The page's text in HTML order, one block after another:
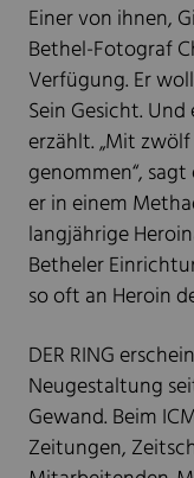
Einer von ihnen,
Bethel-Fotograf
Verfügung. Er
Sein Gesicht.
erzählt. „Mit
genommen“,
er in einem
langjährige
Betheler
so oft an Heroin
DER RING
Neugestaltung
Gewand. Beim
Zeitungen,